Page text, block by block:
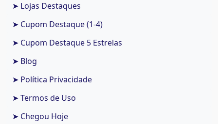
➤ Lojas Destaques
➤ Cupom Destaque (1-4)
➤ Cupom Destaque 5 Estrelas
➤ Blog
➤ Política Privacidade
➤ Termos de Uso
➤ Chegou Hoje